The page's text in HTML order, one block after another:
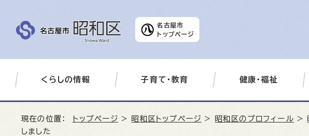
名古屋市
トップページ
くらしの情報 子育て・教育 健康・福祉
現在の位置： トップページ > 昭和区トップページ > 昭和区のプロフィール >
しました